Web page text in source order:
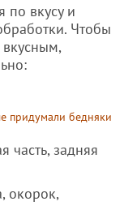
по вкусу и
Чтобы
придумали бедняки
часть, задняя
окорок,